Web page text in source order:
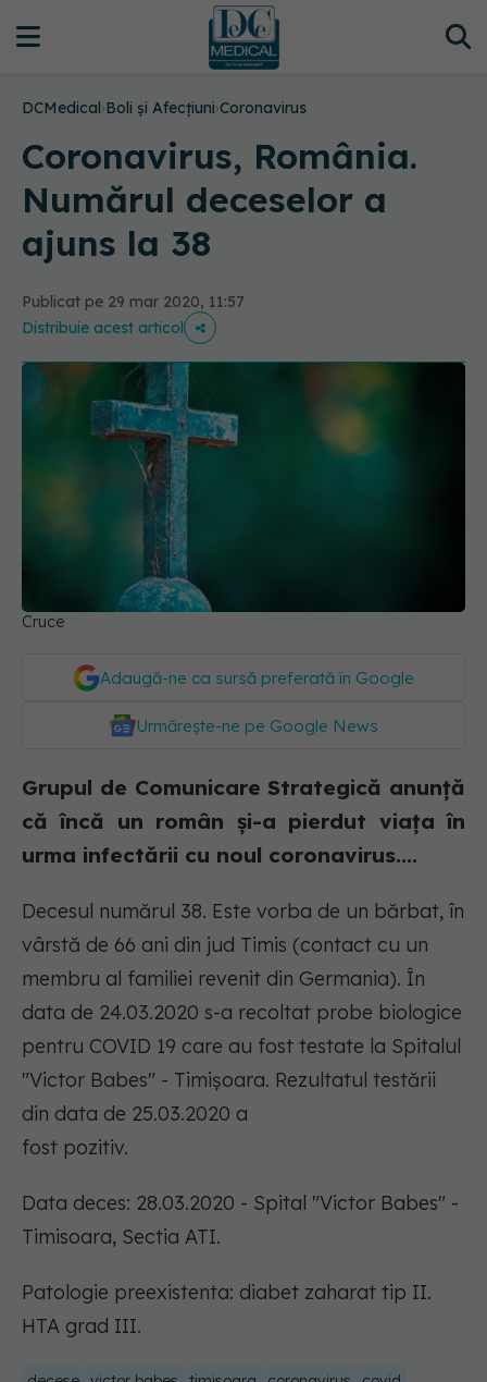
DCMedical›Boli și Afecțiuni›Coronavirus
Coronavirus, România.
Numărul deceselor a
ajuns la 38
Publicat pe 29 mar 2020, 11:57
Distribuie acest articol
Cruce
Adaugă-ne ca sursă preferată în Google
Urmărește-ne pe Google News
Grupul de Comunicare Strategică anunță
că încă un român și-a pierdut viața în
urma infectării cu noul coronavirus....
Decesul numărul 38. Este vorba de un bărbat, în
vârstă de 66 ani din jud Timis (contact cu un
membru al familiei revenit din Germania). În
data de 24.03.2020 s-a recoltat probe biologice
pentru COVID 19 care au fost testate la Spitalul
"Victor Babes" - Timișoara. Rezultatul testării
din data de 25.03.2020 a
fost pozitiv.
Data deces: 28.03.2020 - Spital "Victor Babes" -
Timisoara, Sectia ATI.
Patologie preexistenta: diabet zaharat tip II.
HTA grad III.